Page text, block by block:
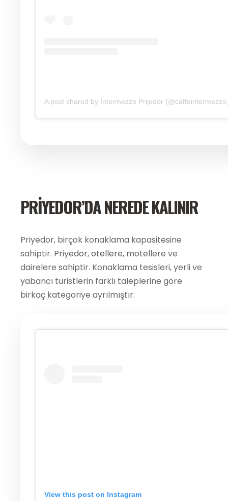
A post shared by Intermezzo Prijedor
View this post on Instagram
PRİYEDOR’DA NEREDE KALINIR
Priyedor, birçok konaklama kapasitesine
sahiptir. Priyedor, otellere, motellere ve
dairelere sahiptir. Konaklama tesisleri, yerli ve
yabancı turistlerin farklı taleplerine göre
birkaç kategoriye ayrılmıştır.